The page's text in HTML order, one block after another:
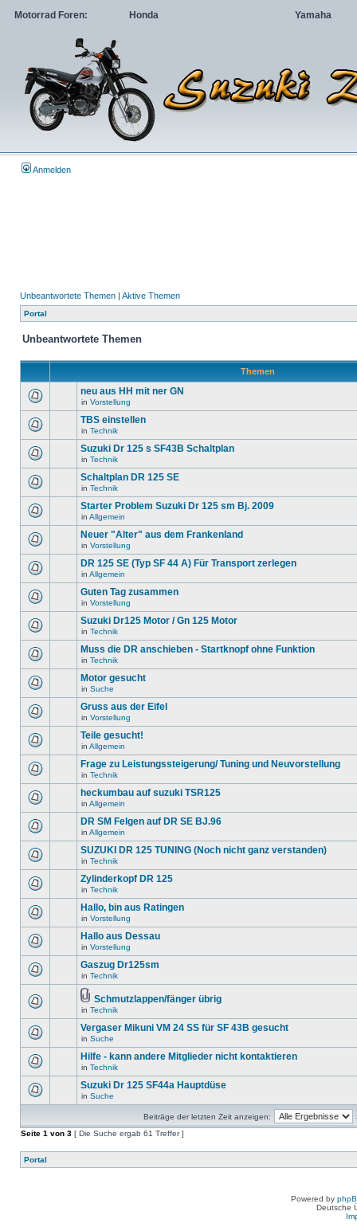
Motorrad Foren: Honda Yamaha
Anmelden
Unbeantwortete Themen | Aktive Themen
Portal
Unbeantwortete Themen
Themen
neu aus HH mit ner GN
in Vorstellung
TBS einstellen
in Technik
Suzuki Dr 125 s SF43B Schaltplan
in Technik
Schaltplan DR 125 SE
in Technik
Starter Problem Suzuki Dr 125 sm Bj. 2009
in Allgemein
Neuer "Alter" aus dem Frankenland
in Vorstellung
DR 125 SE (Typ SF 44 A) Für Transport zerlegen
in Allgemein
Guten Tag zusammen
in Vorstellung
Suzuki Dr125 Motor / Gn 125 Motor
in Technik
Muss die DR anschieben - Startknopf ohne Funktion
in Technik
Motor gesucht
in Suche
Gruss aus der Eifel
in Vorstellung
Teile gesucht!
in Allgemein
Frage zu Leistungssteigerung/ Tuning und Neuvorstellung
in Technik
heckumbau auf suzuki TSR125
in Allgemein
DR SM Felgen auf DR SE BJ.96
in Allgemein
SUZUKI DR 125 TUNING (Noch nicht ganz verstanden)
in Technik
Zylinderkopf DR 125
in Technik
Hallo, bin aus Ratingen
in Vorstellung
Hallo aus Dessau
in Vorstellung
Gaszug Dr125sm
in Technik
Schmutzlappen/fänger übrig
in Technik
Vergaser Mikuni VM 24 SS für SF 43B gesucht
in Suche
Hilfe - kann andere Mitglieder nicht kontaktieren
in Technik
Suzuki Dr 125 SF44a Hauptdüse
in Suche
Beiträge der letzten Zeit anzeigen:
Seite 1 von 3 [ Die Suche ergab 61 Treffer ]
Portal
Powered by
Deutsche